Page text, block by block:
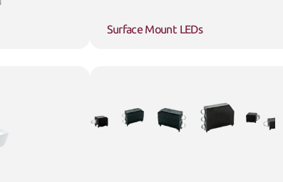
Surface Mount LEDs